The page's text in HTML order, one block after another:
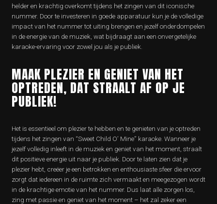
helder en krachtig overkomt tijdens het zingen van dit iconische
nummer. Door te investeren in goede apparatuur kun je de volledige
impact van het nummer tot uiting brengen en jezelf onderdompelen
in de energie van de muziek, wat bijdraagt aan een onvergetelijke
karaoke-ervaring voor zowel jou als je publiek.
MAAK PLEZIER EN GENIET VAN HET
OPTREDEN, DAT STRAALT AF OP JE
PUBLIEK!
Het is essentieel om plezier te hebben en te genieten van je optreden
tijdens het zingen van “Sweet Child O’ Mine” karaoke. Wanneer je
jezelf volledig inleeft in de muziek en geniet van het moment, straalt
dit positieve energie uit naar je publiek. Door te laten zien dat je
plezier hebt, creëer je een betrokken en enthousiaste sfeer die ervoor
zorgt dat iedereen in de ruimte zich vermaakt en meegezogen wordt
in de krachtige emotie van het nummer. Dus laat alle zorgen los,
zing met passie en geniet van het moment – het zal zeker een